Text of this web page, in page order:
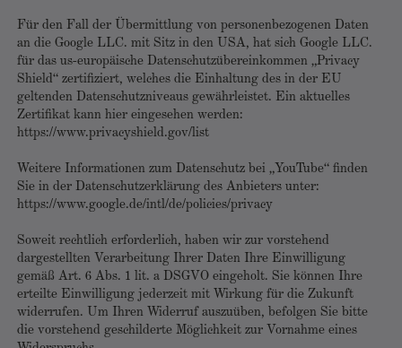
Für den Fall der Übermittlung von personenbezogenen Daten
an die Google LLC. mit Sitz in den USA, hat sich Google LLC.
für das us-europäische Datenschutzübereinkommen „Privacy
Shield“ zertifiziert, welches die Einhaltung des in der EU
geltenden Datenschutzniveaus gewährleistet. Ein aktuelles
Zertifikat kann hier eingesehen werden:
https://www.privacyshield.gov/list
Weitere Informationen zum Datenschutz bei „YouTube“ finden
Sie in der Datenschutzerklärung des Anbieters unter:
https://www.google.de/intl/de/policies/privacy
Soweit rechtlich erforderlich, haben wir zur vorstehend
dargestellten Verarbeitung Ihrer Daten Ihre Einwilligung
gemäß Art. 6 Abs. 1 lit. a DSGVO eingeholt. Sie können Ihre
erteilte Einwilligung jederzeit mit Wirkung für die Zukunft
widerrufen. Um Ihren Widerruf auszuüben, befolgen Sie bitte
die vorstehend geschilderte Möglichkeit zur Vornahme eines